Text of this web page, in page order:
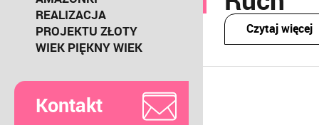
REALIZACJA
PROJEKTU ZŁOTY
WIEK PIĘKNY WIEK
Kontakt
Czytaj więcej